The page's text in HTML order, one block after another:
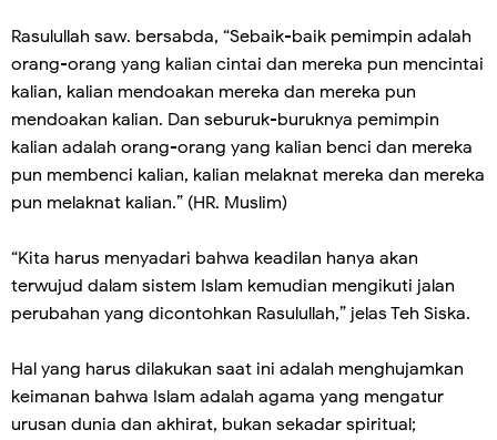
Rasulullah saw. bersabda, “Sebaik-baik pemimpin adalah
orang-orang yang kalian cintai dan mereka pun mencintai
kalian, kalian mendoakan mereka dan mereka pun
mendoakan kalian. Dan seburuk-buruknya pemimpin
kalian adalah orang-orang yang kalian benci dan mereka
pun membenci kalian, kalian melaknat mereka dan mereka
pun melaknat kalian.” (HR. Muslim)
“Kita harus menyadari bahwa keadilan hanya akan
terwujud dalam sistem Islam kemudian mengikuti jalan
perubahan yang dicontohkan Rasulullah,” jelas Teh Siska.
Hal yang harus dilakukan saat ini adalah menghujamkan
keimanan bahwa Islam adalah agama yang mengatur
urusan dunia dan akhirat, bukan sekadar spiritual;